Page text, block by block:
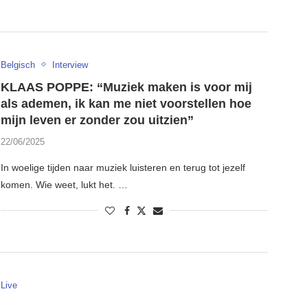
Belgisch Interview
KLAAS POPPE: “Muziek maken is voor mij
als ademen, ik kan me niet voorstellen hoe
mijn leven er zonder zou uitzien”
22/06/2025
In woelige tijden naar muziek luisteren en terug tot jezelf
komen. Wie weet, lukt het. …
Live